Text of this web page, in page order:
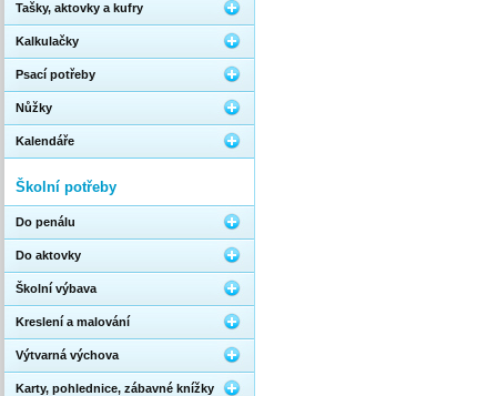
Tašky, aktovky a kufry
Kalkulačky
Psací potřeby
Nůžky
Kalendáře
Školní potřeby
Do penálu
Do aktovky
Školní výbava
Kreslení a malování
Výtvarná výchova
Karty, pohlednice, zábavné knížky